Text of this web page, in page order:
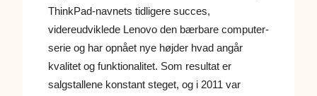
ThinkPad-navnets tidligere succes,
videreudviklede Lenovo den bærbare computer-
serie og har opnået nye højder hvad angår
kvalitet og funktionalitet. Som resultat er
salgstallene konstant steget, og i 2011 var